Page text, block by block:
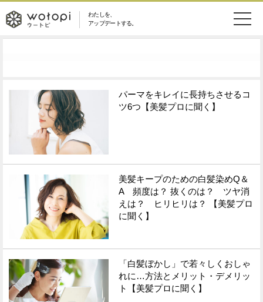
わたしを、
アップデートする。
wotopi
ウ
ー
ト
ピ
ュ
健康 ワークスタイル
ライフスタイル
ソーシャル SDGs
アイテム
Facebook
パーマをキレイに長持ちさせるコ
ツ6つ【美髪プロに聞く】
美髪キープのための白髪染めQ＆
A 頻度は？ 抜くのは？ ツヤ消
えは？ ヒリヒリは？ 【美髪プロ
に聞く】
「白髪ぼかし」で若々しくおしゃ
れに…方法とメリット・デメリッ
ト【美髪プロに聞く】